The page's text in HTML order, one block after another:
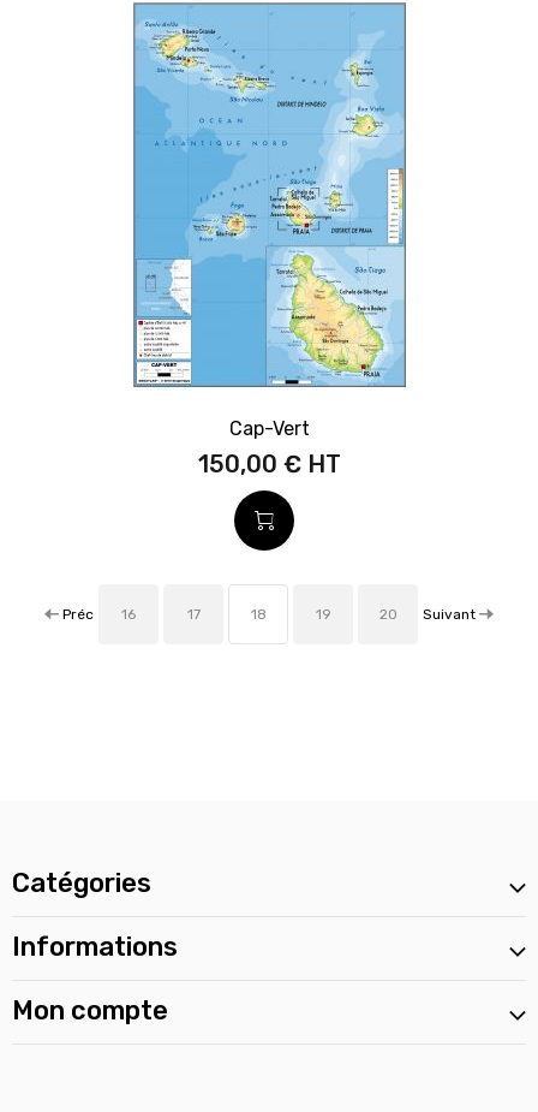
Cap-Vert
150,00 €
Préc 16 17 18 19 20 Suivant
Catégories
Informations
Mon compte